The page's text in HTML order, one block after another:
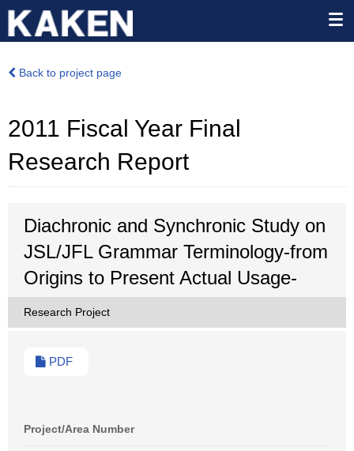
Back to project page
2011 Fiscal Year Final
Research Report
Diachronic and Synchronic Study on
JSL/JFL Grammar Terminology-from
Origins to Present Actual Usage-
Research Project
PDF
Project/Area Number